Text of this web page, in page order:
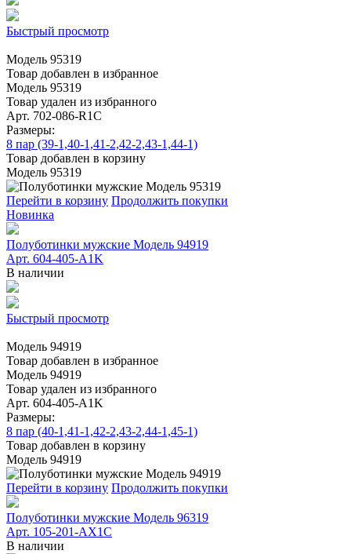
Быстрый просмотр
Модель 95319
Товар добавлен в избранное
Модель 95319
Товар удален из избранного
Арт. 702-086-R1C
Размеры:
8 пар (39-1,40-1,41-2,42-2,43-1,44-1)
Товар добавлен в корзину
Модель 95319
Перейти в корзину Продолжить покупки
Новинка
Полуботинки мужские Модель 94919
Арт. 604-405-A1K
В наличии
Быстрый просмотр
Модель 94919
Товар добавлен в избранное
Модель 94919
Товар удален из избранного
Арт. 604-405-A1K
Размеры:
8 пар (40-1,41-1,42-2,43-2,44-1,45-1)
Товар добавлен в корзину
Модель 94919
Перейти в корзину Продолжить покупки
Полуботинки мужские Модель 96319
Арт. 105-201-AX1C
В наличии